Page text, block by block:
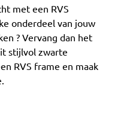
met een RVS
onderdeel van jouw
? Vervang dan het
stijlvol zwarte
RVS frame en maak